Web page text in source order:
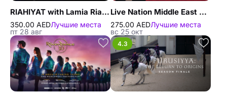
RIAHIYAT with Lamia Riahi – An Immersive Ladies’ Tarab Night in Abu Dhabi
350.00 AEDЛучшие места
пт 28 авг
Live Nation Middle East Presents Russell Peters at Etihad Arena in Abu Dhabi
275.00 AEDЛучшие места
вс 25 окт
4.3